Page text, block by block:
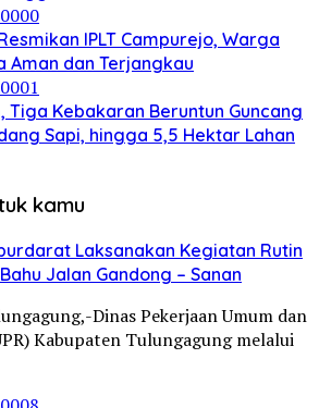
IPLT Campurejo, Warga
Aman dan Terjangkau
Tiga Kebakaran Beruntun Guncang
Sapi, hingga 5,5 Hektar Lahan
kamu
Laksanakan Kegiatan Rutin
Jalan Gandong – Sanan
Dinas Pekerjaan Umum dan
Kabupaten Tulungagung melalui